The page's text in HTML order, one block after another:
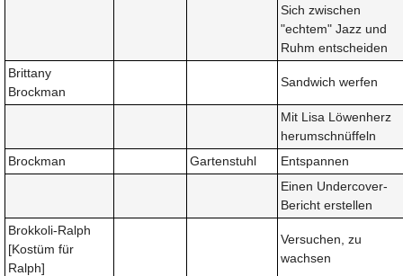
Sich zwischen
"echtem" Jazz und
Ruhm entscheiden
Brittany
Brockman
Sandwich werfen
Mit Lisa Löwenherz
herumschnüffeln
Brockman
Gartenstuhl
Entspannen
Einen Undercover-
Bericht erstellen
Brokkoli-Ralph
[Kostüm für
Ralph]
Versuchen, zu
wachsen